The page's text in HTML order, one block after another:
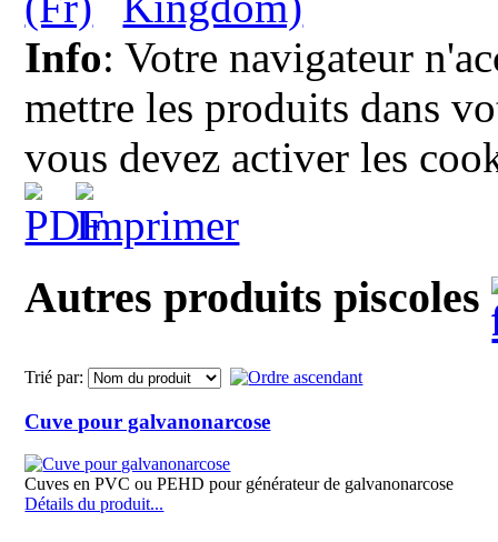
Info: Votre navigateur
mettre les produits dans
vous devez activer les
Autres produits piscoles
Trié par:
Cuve pour galvanonarcose
Cuves en PVC ou PEHD pour générateur de galvanonarcose
Détails du produit...